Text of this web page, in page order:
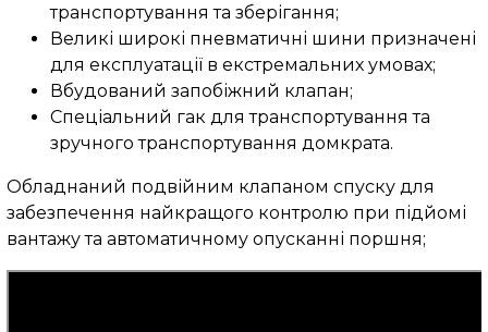
транспортування та зберігання;
Великі широкі пневматичні шини призначені
для експлуатації в екстремальних умовах;
Вбудований запобіжний клапан;
Спеціальний гак для транспортування та
зручного транспортування домкрата.
Обладнаний подвійним клапаном спуску для
забезпечення найкращого контролю при підйомі
вантажу та автоматичному опусканні поршня;